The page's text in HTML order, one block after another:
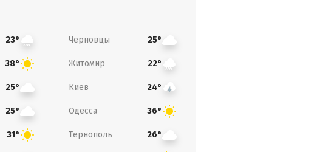
23° Черновцы 25°
38° Житомир 22°
25° Киев 24°
25° Одесса 36°
31° Тернополь 26°